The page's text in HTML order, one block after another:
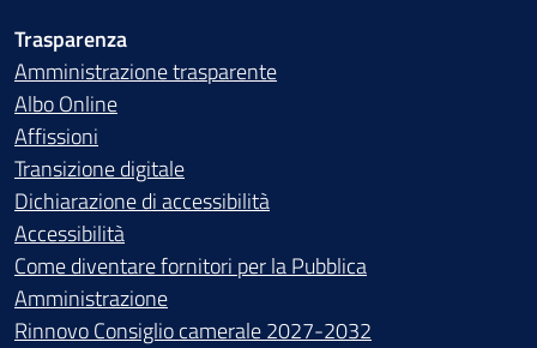
Trasparenza
Amministrazione trasparente
Albo Online
Affissioni
Transizione digitale
Dichiarazione di accessibilità
Accessibilità
Come diventare fornitori per la Pubblica
Amministrazione
Rinnovo Consiglio camerale 2027-2032